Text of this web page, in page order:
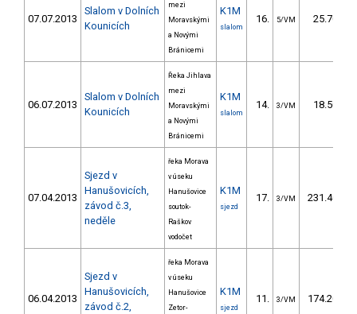
07.07.2013
Slalom v Dolních
Kounicích
mezi
Moravskými
a Novými
Bránicemi
K1M
slalom
16. 5/VM 25.70
06.07.2013
Slalom v Dolních
Kounicích
Řeka Jihlava
mezi
Moravskými
a Novými
Bránicemi
K1M
slalom
14. 3/VM 18.50
07.04.2013
Sjezd v
Hanušovicích,
závod č.3,
neděle
řeka Morava
v úseku
Hanušovice
soutok-
Raškov
vodočet
K1M
sjezd
17. 3/VM 231.40
06.04.2013
Sjezd v
Hanušovicích,
závod č.2,
řeka Morava
v úseku
Hanušovice
Zetor-
K1M
sjezd
11. 3/VM 174.20